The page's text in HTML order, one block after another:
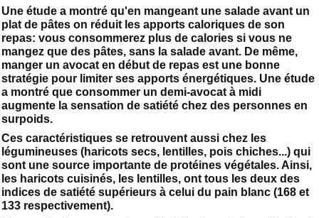
Une étude a montré qu'en mangeant une salade avant un
plat de pâtes on réduit les apports caloriques de son
repas: vous consommerez plus de calories si vous ne
mangez que des pâtes, sans la salade avant. De même,
manger un avocat en début de repas est une bonne
stratégie pour limiter ses apports énergétiques. Une étude
a montré que consommer un demi-avocat à midi
augmente la sensation de satiété chez des personnes en
surpoids.
Ces caractéristiques se retrouvent aussi chez les
légumineuses (haricots secs, lentilles, pois chiches...) qui
sont une source importante de protéines végétales. Ainsi,
les haricots cuisinés, les lentilles, ont tous les deux des
indices de satiété supérieurs à celui du pain blanc (168 et
133 respectivement).